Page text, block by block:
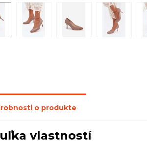
o produkte
vlastností